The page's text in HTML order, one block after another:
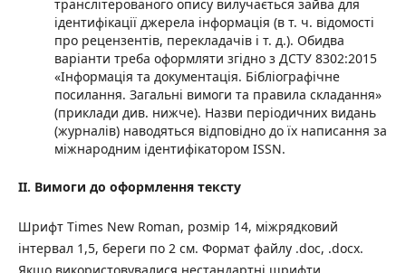
транслітерованого опису вилучається зайва для
ідентифікації джерела інформація (в т. ч. відомості
про рецензентів, перекладачів і т. д.). Обидва
варіанти треба оформляти згідно з ДСТУ 8302:2015
«Інформація та документація. Бібліографічне
посилання. Загальні вимоги та правила складання»
(приклади див. нижче). Назви періодичних видань
(журналів) наводяться відповідно до їх написання за
міжнародним ідентифікатором ISSN.
II. Вимоги до оформлення тексту
Шрифт Times New Roman, розмір 14, міжрядковий
інтервал 1,5, береги по 2 см. Формат файлу .doc, .docx.